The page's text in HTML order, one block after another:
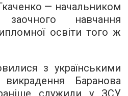
— начальником
заочного навчання
освіти того ж
з українськими
Баранова
служили у ЗСУ